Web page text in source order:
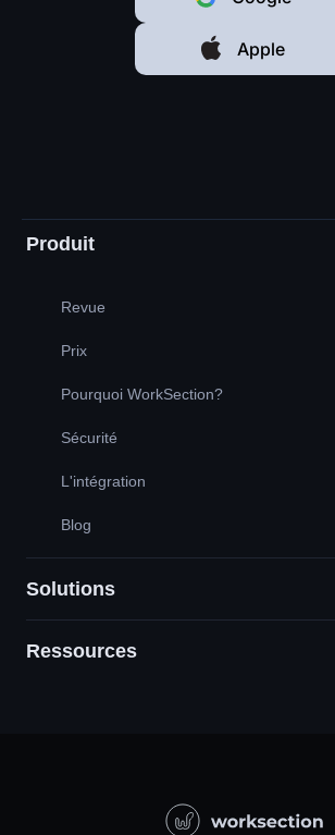
Apple
Produit
Revue
Prix
Pourquoi WorkSection?
Sécurité
L'intégration
Blog
Solutions
Agences de marketing numérique
Ressources